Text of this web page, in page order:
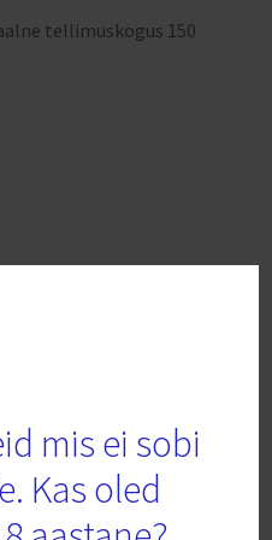
mis ei sobi
Kas oled
tellimuskogus 150